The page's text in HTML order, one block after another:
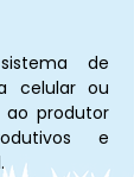
de
celular ou
produtor
e